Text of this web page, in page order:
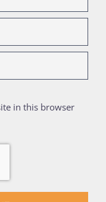
in this browser